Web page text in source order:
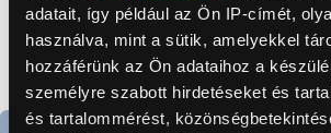
adatait, így például az Ön IP-címét,
használva, mint a sütik, amelyekkel
hozzáférünk az Ön adataihoz a
személyre szabott hirdetéseket és
és tartalommérést,